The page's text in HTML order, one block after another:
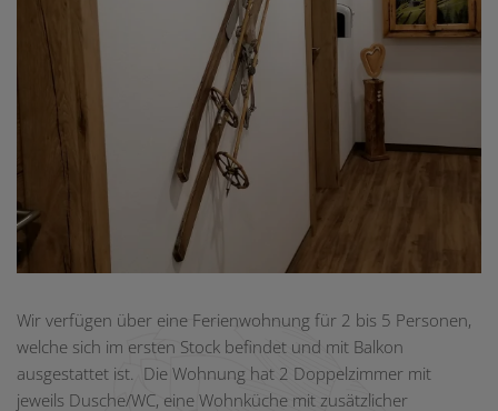
Wir verfügen über eine Ferienwohnung für 2 bis 5 Personen,
welche sich im ersten Stock befindet und mit Balkon
ausgestattet ist. Die Wohnung hat 2 Doppelzimmer mit
jeweils Dusche/WC, eine Wohnküche mit zusätzlicher